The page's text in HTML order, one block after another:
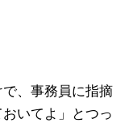
、事務員に指摘
いてよ」とつっ